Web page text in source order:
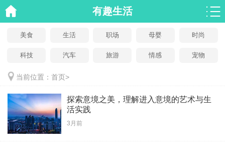
有趣生活
美食 生活 职场 母婴 时尚
科技 汽车 旅游 情感 宠物
当前位置： 首页>
探索意境之美，理解进入意境的艺术与生
活实践
3月前